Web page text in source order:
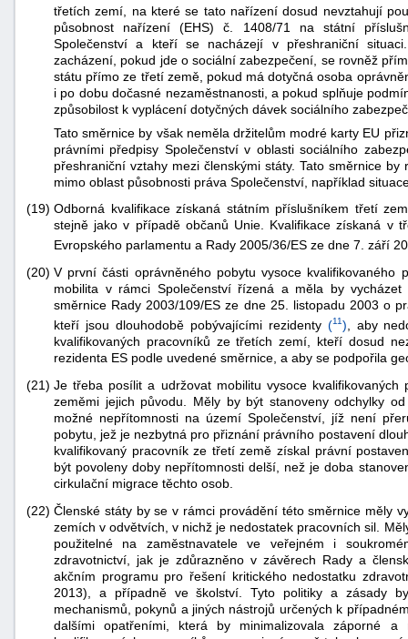
třetích zemí, na které se tato nařízení dosud nevztahují
působnost nařízení (EHS) č. 1408/71 na státní
Společenství a kteří se nacházejí v přeshraniční
zacházení, pokud jde o sociální zabezpečení, se rovněž
státu přímo ze třetí země, pokud má dotyčná osoba
i po dobu dočasné nezaměstnanosti, a pokud splňuje
způsobilost k vyplácení dotyčných dávek sociálního
Tato směrnice by však neměla držitelům modré karty EU
právními předpisy Společenství v oblasti sociálního
přeshraniční vztahy mezi členskými státy. Tato směrnice
mimo oblast působnosti práva Společenství, například
(19) Odborná kvalifikace získaná státním příslušníkem třetí
stejně jako v případě občanů Unie. Kvalifikace získaná v
Evropského parlamentu a Rady 2005/36/ES ze dne 7. září
(20) V první části oprávněného pobytu vysoce
mobilita v rámci Společenství řízená a měla by
směrnice Rady 2003/109/ES ze dne 25. listopadu 2003 o
kteří jsou dlouhodobě pobývajícími rezidenty(11) , aby
kvalifikovaných pracovníků ze třetích zemí, kteří dosud
rezidenta ES podle uvedené směrnice, a aby se podpořila
(21) Je třeba posílit a udržovat mobilitu vysoce
zeměmi jejich původu. Měly by být stanoveny odchylky
možné nepřítomnosti na území Společenství, jíž není
pobytu, jež je nezbytná pro přiznání právního postavení
kvalifikovaný pracovník ze třetí země získal právní
být povoleny doby nepřítomnosti delší, než je doba
cirkulační migrace těchto osob.
(22) Členské státy by se v rámci provádění této směrnice měly
zemích v odvětvích, v nichž je nedostatek pracovních sil.
použitelné na zaměstnavatele ve veřejném i
zdravotnictví, jak je zdůrazněno v závěrech Rady a
akčním programu pro řešení kritického nedostatku
2013), a případně ve školství. Tyto politiky a zásady
mechanismů, pokynů a jiných nástrojů určených k
dalšími opatřeními, která by minimalizovala záporné a